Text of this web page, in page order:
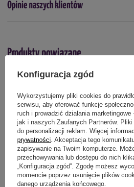
Sadzonka sprzedawana jest w
ysokość sprzedawanej rośliny to
Paczka z roślinami wysyłana jest
dlatego może przyjść w innym
zamówione produkty.
150
tak
słoneczne
półcieniste
Termin sadzenia
jesień wiosna
Zastosowanie
skalniaki
rabaty kwiatowe żywopłoty
Opinie naszych klientów
Produkty powiązane
Konfiguracja zgód
Wykorzystujemy pliki cookies do
serwisu, aby oferować funkcje
ruch i prowadzić działania marketingowe
jak i naszych Zaufanych Partnerów. Pliki
do personalizacji reklam. Więcej
prywatności . Akceptacja tego
zapisywanie na Twoim komputerze.
przechowywania lub dostępu do nich
„Konfiguracja zgód”. Zgodę możesz
momencie poprzez usunięcie plików
danego urządzenia końcowego.